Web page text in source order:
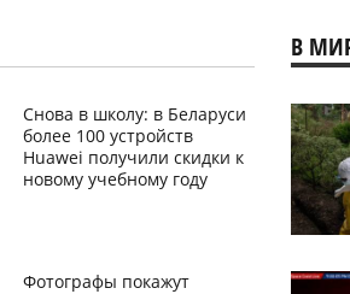
Снова в школу: в Беларуси
более 100 устройств
Huawei получили скидки к
новому учебному году
Фотографы покажут
В